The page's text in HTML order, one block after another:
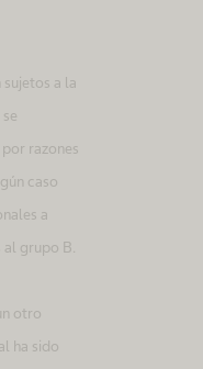
a la
razones
caso
a
grupo B.
otro
ha sido